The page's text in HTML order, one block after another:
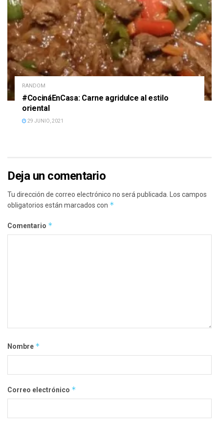
RANDOM
#CocináEnCasa: Carne agridulce al estilo
oriental
29 JUNIO, 2021
Deja un comentario
Tu dirección de correo electrónico no será publicada.
Los campos
obligatorios están marcados con *
Comentario *
Nombre *
Correo electrónico *